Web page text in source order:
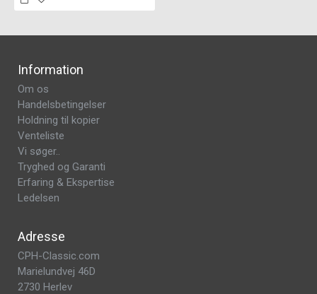
Information
Om os
Handelsbetingelser
Holdning til kopier
Venteliste
Vi søger..
Tryghed og Garanti
Erfaring & Ekspertise
Ledelsen
Adresse
CPH-Classic.com
Marielundvej 46D
2730 Herlev